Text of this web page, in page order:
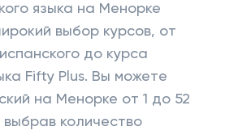
языка на Менорке
выбор курсов, от
до курса
Fifty Plus. Вы можете
на Менорке от 1 до 52
количество